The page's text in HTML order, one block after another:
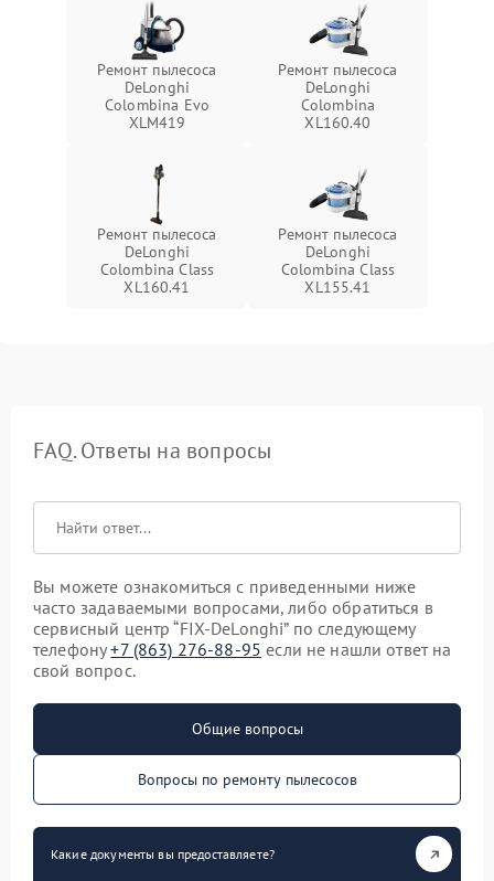
Ремонт пылесоса
DeLonghi
Colombina Evo
XLM419
Ремонт пылесоса
DeLonghi
Colombina
XL160.40
Ремонт пылесоса
DeLonghi
Colombina Class
XL160.41
Ремонт пылесоса
DeLonghi
Colombina Class
XL155.41
FAQ. Ответы на вопросы
Вы можете ознакомиться с приведенными ниже
часто задаваемыми вопросами, либо обратиться в
сервисный центр “FIX-DeLonghi” по следующему
телефону+7 (863) 276-88-95 если не нашли ответ на
свой вопрос.
Общие вопросы
Вопросы по ремонту пылесосов
Какие документы вы предоставляете?